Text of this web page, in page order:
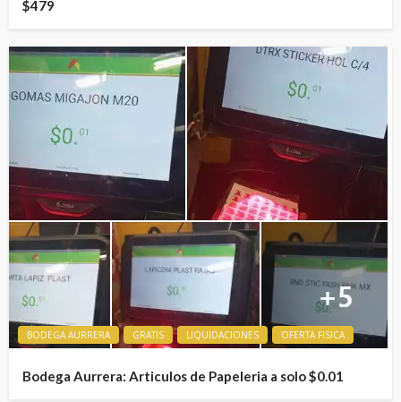
$479
BODEGA AURRERA GRATIS LIQUIDACIONES OFERTA FISICA
Bodega Aurrera: Articulos de Papeleria a solo $0.01